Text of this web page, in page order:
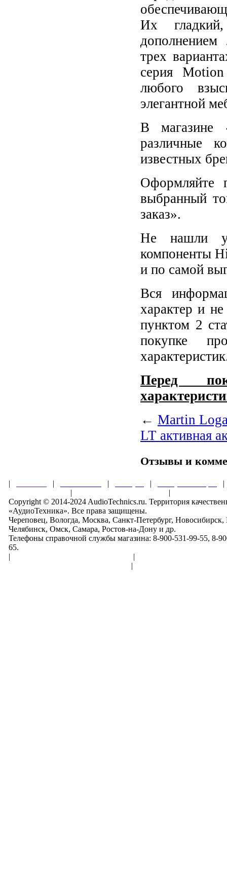
Их
трех
серия
любого
элегантной
В магазине
различные
известных
Оформляйте
выбранный
заказ».
Не нашли у
компоненты
и по самой
Вся
характер и
пунктом 2
покупке
Перед
← Martin
LT активная
Отзывы и
| | | |
|
|
Copyright © 2014-2024 AudioTechnics.ru. Территория
«АудиоТехника». Все права защищены.
Череповец, Вологда, Москва, Санкт-Петербург,
Челябинск, Омск, Самара, Ростов-на-Дону и др.
Телефоны справочной службы магазина: 8-900-531-99-55, 8-
65.
|
|
|